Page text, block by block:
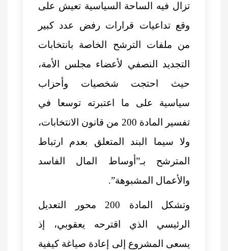
تزال فيه الساحة السياسية تعيش على
وقع تداعيات قرارات رفض عدد كبير
من ملفات الترشح الخاصة بانتخابات
التجديد النصفي لأعضاء مجلس الأمة،
حيث احتجت شخصيات وأحزاب
سياسية على ما اعتبرته توسعا في
تفسير المادة 200 من قانون الانتخابات،
ولا سيما البند المتعلق بعدم ارتباط
المترشح بـ”أوساط المال الفاسد
والأعمال المشبوهة”.
وتشكل المادة 200 محور التعديل
الرئيسي الذي اقترحه يعقوبي، إذ
يسعى المشروع إلى إعادة صياغة كيفية